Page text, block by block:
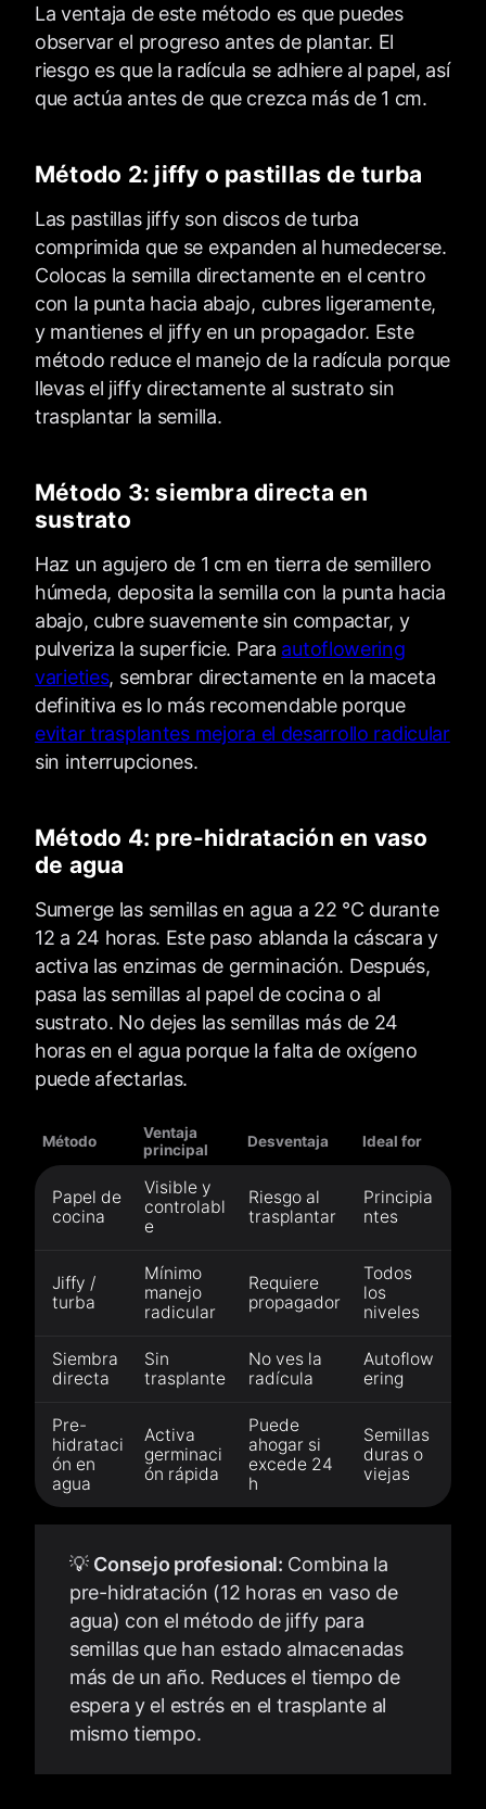
La ventaja de este método es que puedes
observar el progreso antes de plantar. El
riesgo es que la radícula se adhiere al papel, así
que actúa antes de que crezca más de 1 cm.
Método 2: jiffy o pastillas de turba
Las pastillas jiffy son discos de turba
comprimida que se expanden al humedecerse.
Colocas la semilla directamente en el centro
con la punta hacia abajo, cubres ligeramente,
y mantienes el jiffy en un propagador. Este
método reduce el manejo de la radícula porque
llevas el jiffy directamente al sustrato sin
trasplantar la semilla.
Método 3: siembra directa en
sustrato
Haz un agujero de 1 cm en tierra de semillero
húmeda, deposita la semilla con la punta hacia
abajo, cubre suavemente sin compactar, y
pulveriza la superficie. Para autoflowering
varieties, sembrar directamente en la maceta
definitiva es lo más recomendable porque
evitar trasplantes mejora el desarrollo radicular
sin interrupciones.
Método 4: pre-hidratación en vaso
de agua
Sumerge las semillas en agua a 22 °C durante
12 a 24 horas. Este paso ablanda la cáscara y
activa las enzimas de germinación. Después,
pasa las semillas al papel de cocina o al
sustrato. No dejes las semillas más de 24
horas en el agua porque la falta de oxígeno
puede afectarlas.
Método
Ventaja
principal
Desventaja Ideal for
Papel de
cocina
Visible y
controlabl
e
Riesgo al
trasplantar
Principia
ntes
Jiffy /
turba
Mínimo
manejo
radicular
Requiere
propagador
Todos
los
niveles
Siembra
directa
Sin
trasplante
No ves la
radícula
Autoflow
ering
Pre-
hidrataci
ón en
agua
Activa
germinaci
ón rápida
Puede
ahogar si
excede 24
h
Semillas
duras o
viejas
💡 Consejo profesional: Combina la
pre-hidratación (12 horas en vaso de
agua) con el método de jiffy para
semillas que han estado almacenadas
más de un año. Reduces el tiempo de
espera y el estrés en el trasplante al
mismo tiempo.